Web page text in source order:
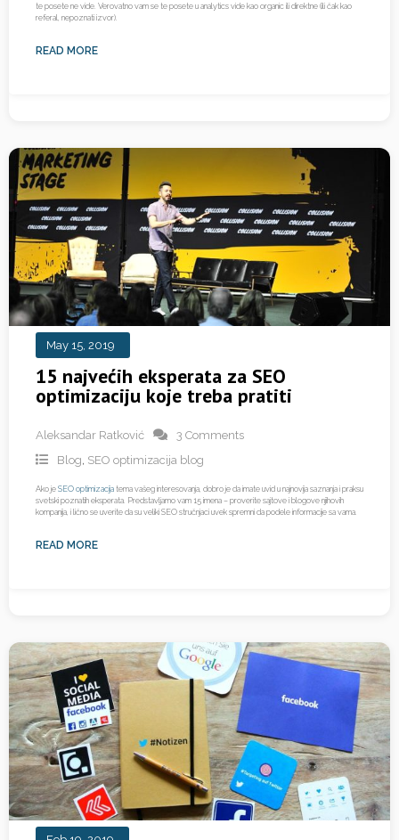
te posete ne vide. Verovatno vam se te posete u analytics vide kao organic ili direktne (ili čak kao
referal, nepoznati izvor).
READ MORE
15 najvećih eksperata za SEO
optimizaciju koje treba pratiti
May 15, 2019
Aleksandar Ratković
3 Comments
Blog, SEO optimizacija blog
Ako je SEO optimizacija tema vašeg interesovanja, dobro je da imate uvid u najnovija saznanja i praksu
svetski poznatih eksperata. Predstavljamo vam 15 imena – proverite sajtove i blogove njihovih
kompanija, i lično se uverite da su veliki SEO stručnjaci uvek spremni da podele informacije sa vama.
READ MORE